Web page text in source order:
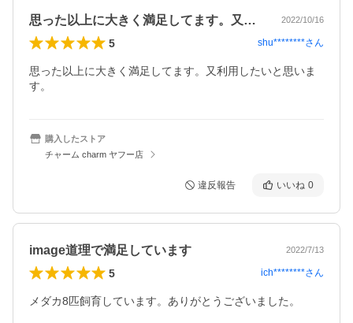
思った以上に大きく満足してます。又利用… 2022/10/16
5 shu********さん
思った以上に大きく満足してます。又利用したいと思いま
す。
購入したストア
チャーム charm ヤフー店
違反報告 いいね 0
image道理で満足しています 2022/7/13
5 ich********さん